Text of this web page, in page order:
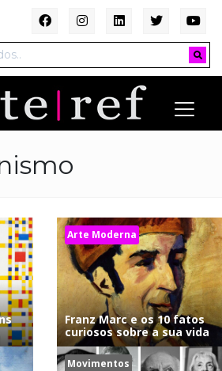
Arte Moderna
Franz Marc e os 10 fatos
curiosos sobre a sua vida
Movimentos